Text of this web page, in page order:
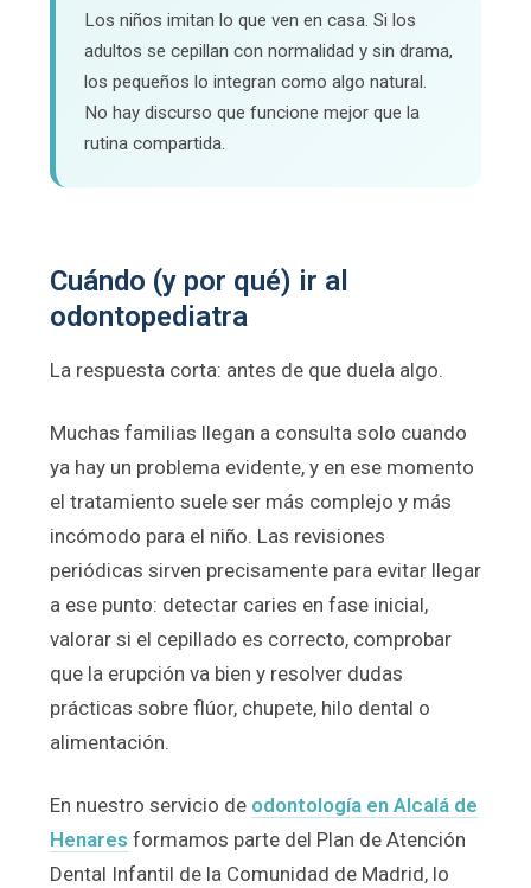
Los niños imitan lo que ven en casa. Si los
adultos se cepillan con normalidad y sin drama,
los pequeños lo integran como algo natural.
No hay discurso que funcione mejor que la
rutina compartida.
Cuándo (y por qué) ir al
odontopediatra
La respuesta corta: antes de que duela algo.
Muchas familias llegan a consulta solo cuando
ya hay un problema evidente, y en ese momento
el tratamiento suele ser más complejo y más
incómodo para el niño. Las revisiones
periódicas sirven precisamente para evitar llegar
a ese punto: detectar caries en fase inicial,
valorar si el cepillado es correcto, comprobar
que la erupción va bien y resolver dudas
prácticas sobre flúor, chupete, hilo dental o
alimentación.
En nuestro servicio de odontología en Alcalá de
Henares formamos parte del Plan de Atención
Dental Infantil de la Comunidad de Madrid, lo